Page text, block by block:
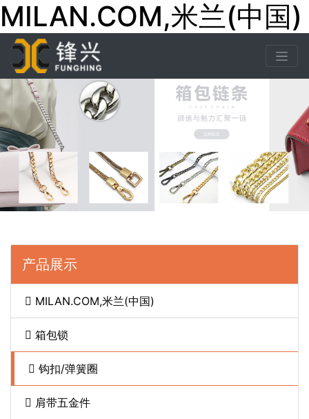
MILAN.COM,米兰(中国)
产品展示
MILAN.COM,米兰(中国)
箱包锁
钩扣/弹簧圈
肩带五金件